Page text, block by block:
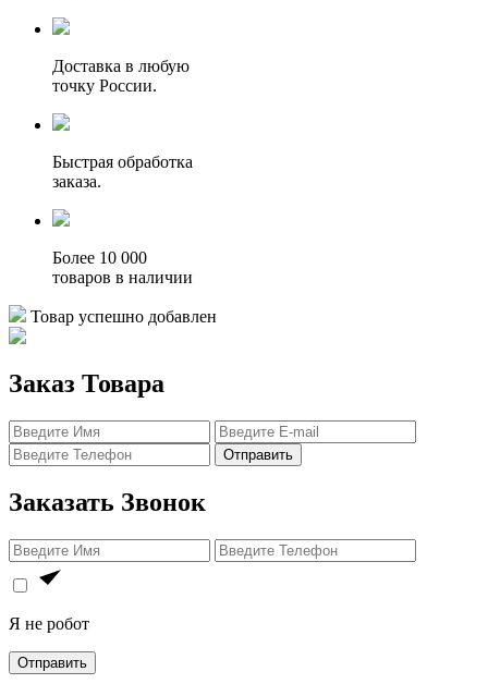
Доставка в любую
точку России.
Быстрая обработка
заказа.
Более 10 000
товаров в наличии
Товар успешно добавлен
Заказ Товара
Отправить
Заказать Звонок
Я не робот
Отправить